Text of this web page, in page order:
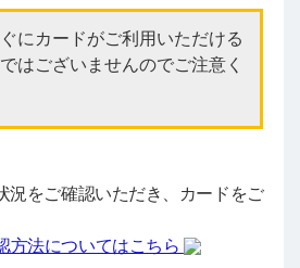
にカードがご利用いただける
はございませんのでご注意く
況をご確認いただき、カードをご
方法についてはこちら